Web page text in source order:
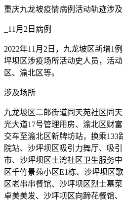
重庆九龙坡疫情病例活动轨迹涉及
_11月2日病例
2022年11月2日，九龙坡区新增1
坪坝区涉疫场所活动史人员，活
区、渝北区等。
涉及场所
九龙坡区二郎街道同天苑社区同
光大道17号管理用房、渝北区财
交车至渝北区新牌坊站，换乘133
院站、沙坪坝区吸引力舞厅、吸
市、沙坪坝区土湾社区卫生服务
区千竹景苑小区E1栋、沙坪坝区
区老串串餐馆、沙坪坝区烈士墓
卓美美发、沙坪坝区向蹄花餐馆